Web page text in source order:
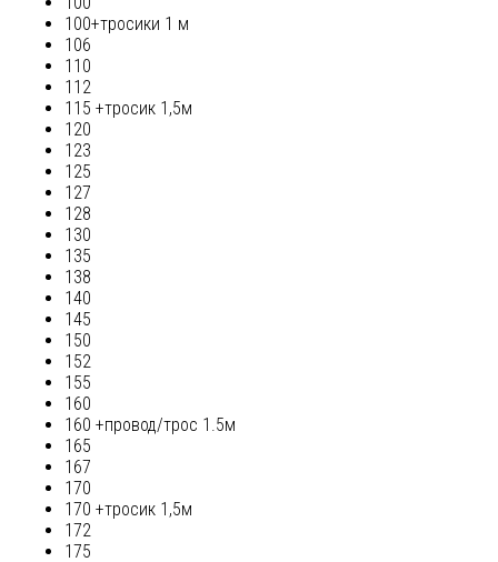
100+тросики 1 м
106
110
112
115 +тросик 1,5м
120
123
125
127
128
130
135
138
140
145
150
152
155
160
160 +провод/трос 1.5м
165
167
170
170 +тросик 1,5м
172
175